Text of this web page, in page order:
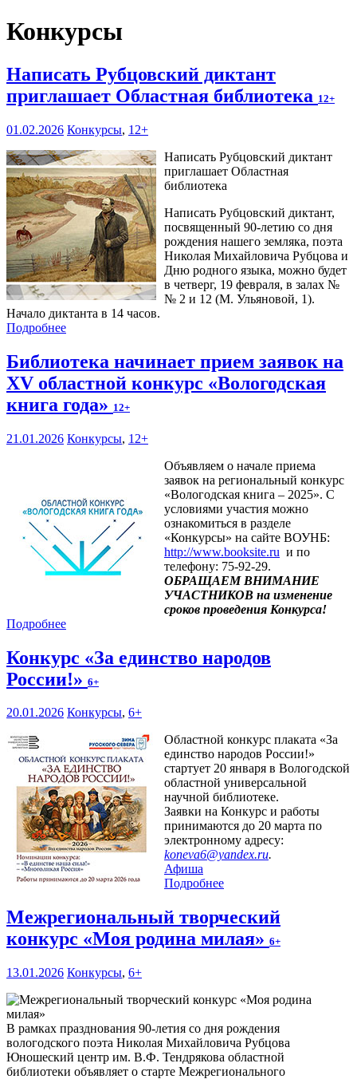
Конкурсы
Написать Рубцовский диктант
приглашает Областная библиотека 12+
01.02.2026 Конкурсы, 12+
Написать Рубцовский диктант
приглашает Областная
библиотека
Написать Рубцовский диктант,
посвященный 90-летию со дня
рождения нашего земляка, поэта
Николая Михайловича Рубцова и
Дню родного языка, можно будет
в четверг, 19 февраля, в залах №
№ 2 и 12 (М. Ульяновой, 1).
Начало диктанта в 14 часов.
Подробнее
Библиотека начинает прием заявок на
XV областной конкурс «Вологодская
книга года» 12+
21.01.2026 Конкурсы, 12+
Объявляем о начале приема
заявок на региональный конкурс
«Вологодская книга – 2025». С
условиями участия можно
ознакомиться в разделе
«Конкурсы» на сайте ВОУНБ:
http://www.booksite.ru и по
телефону: 75-92-29.
ОБРАЩАЕМ ВНИМАНИЕ
УЧАСТНИКОВ на изменение
сроков проведения Конкурса!
Подробнее
Конкурс «За единство народов
России!» 6+
20.01.2026 Конкурсы, 6+
Областной конкурс плаката «За
единство народов России!»
стартует 20 января в Вологодской
областной универсальной
научной библиотеке.
Заявки на Конкурс и работы
принимаются до 20 марта по
электронному адресу:
koneva6@yandex.ru.
Афиша
Подробнее
Межрегиональный творческий
конкурс «Моя родина милая» 6+
13.01.2026 Конкурсы, 6+
В рамках празднования 90-летия со дня рождения
вологодского поэта Николая Михайловича Рубцова
Юношеский центр им. В.Ф. Тендрякова областной
библиотеки объявляет о старте Межрегионального